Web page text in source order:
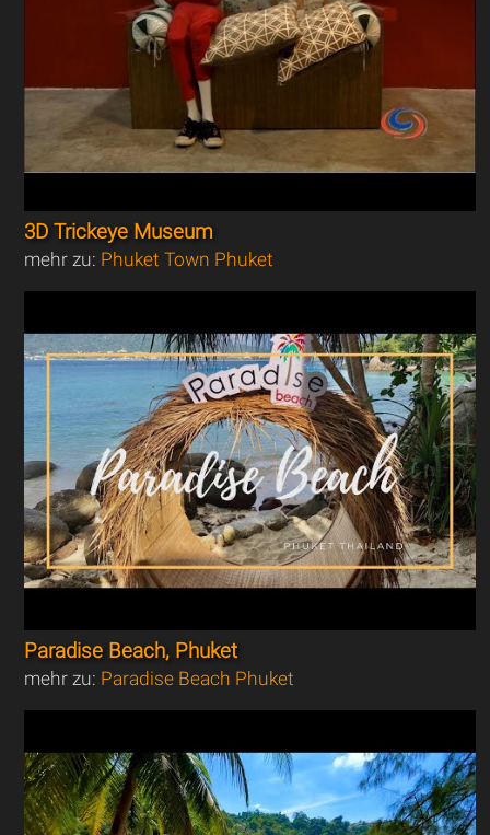
3D Trickeye Museum
mehr zu: Phuket Town Phuket
Paradise Beach, Phuket
mehr zu: Paradise Beach Phuket